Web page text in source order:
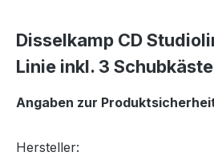
Disselkamp CD
Linie inkl. 3
Angaben zur
Hersteller: